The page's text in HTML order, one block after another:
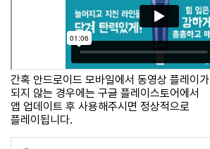
간혹 안드로이드 모바일에서 동영상 플레이가
되지 않는 경우에는 구글 플레이스토어에서
앱 업데이트 후 사용해주시면 정상적으로
플레이됩니다.